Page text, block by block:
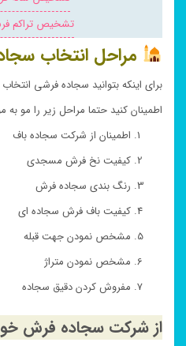
تشخیص تراکم
مراحل انتخاب
برای اینکه بتوانید سجاده فرشی
اطمینان کنید حتما مراحل زیر را مو به
اطمینان از شرکت سجاده باف
کیفیت نخ فرش مسجدی
رنگ بندی سجاده فرش
کیفیت باف فرش سجاده ای
مشخص نمودن جهت قبله
مشخص نمودن متراژ
مفروش کردن دقیق سجاده
از شرکت سجاده فرش